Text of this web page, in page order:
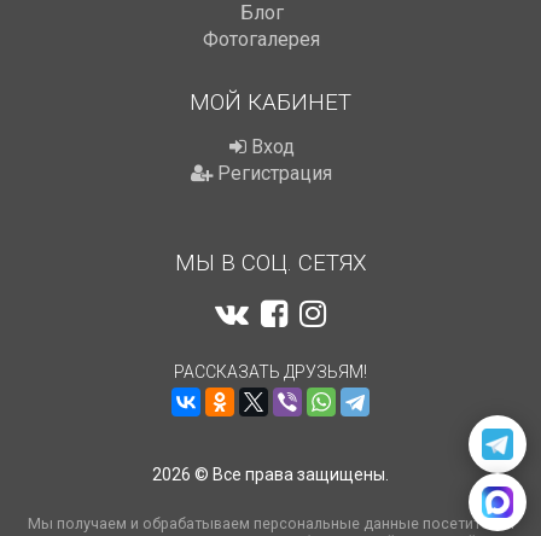
Блог
Фотогалерея
МОЙ КАБИНЕТ
Вход
Регистрация
МЫ В СОЦ. СЕТЯХ
РАССКАЗАТЬ ДРУЗЬЯМ!
2026 © Все права защищены.
Мы получаем и обрабатываем персональные данные посетителей